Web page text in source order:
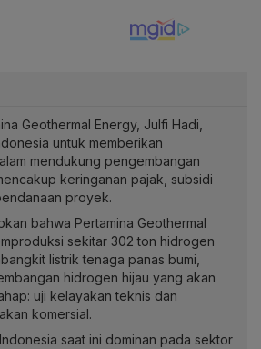
Geothermal Energy, Julfi Hadi,
untuk memberikan
mendukung pengembangan
keringanan pajak, subsidi
proyek.
bahwa Pertamina Geothermal
sekitar 302 ton hidrogen
listrik tenaga panas bumi,
hidrogen hijau yang akan
uji kelayakan teknis dan
komersial.
saat ini dominan pada sektor